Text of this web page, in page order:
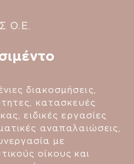
Ο.Ε.
διακοσμήσεις,
κατασκευές
ειδικές εργασίες
αναπαλαιώσεις,
με
οίκους και